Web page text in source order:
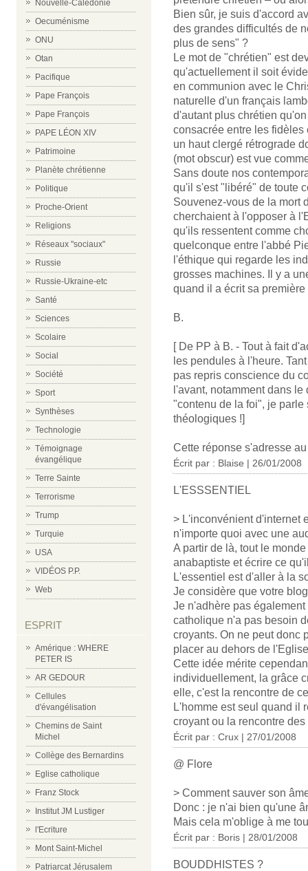
Nouvelle-Calédonie
Oecuménisme
ONU
Otan
Pacifique
Pape François
Pape François
PAPE LÉON XIV
Patrimoine
Planète chrétienne
Politique
Proche-Orient
Religions
Réseaux "sociaux"
Russie
Russie-Ukraine-etc
Santé
Sciences
Scolaire
Social
Société
Sport
Synthèses
Technologie
Témoignage
évangélique
Terre Sainte
Terrorisme
Trump
Turquie
USA
VIDÉOS P.P.
Web
ESPRIT
Amérique : WHERE
PETER IS
AR GEDOUR
Cellules
d'évangélisation
Chemins de Saint
Michel
Collège des Bernardins
Eglise catholique
Franz Stock
Institut JM Lustiger
l'Ecriture
Mont Saint-Michel
Patriarcat Jérusalem
Bien sûr, je suis d'accord
des grandes difficultés de
plus de sens" ?
Le mot de "chrétien" est
qu'actuellement il soit
en communion avec le
naturelle d'un français
d'autant plus chrétien
consacrée entre les
un haut clergé rétrograde
(mot obscur) est vue
Sans doute nos
qu'il s'est "libéré" de toute
Souvenez-vous de la mort
cherchaient à l'opposer à
qu'ils ressentent comme
quelconque entre l'abbé
l'éthique qui regarde les
grosses machines. Il y a
quand il a écrit sa
B.
[ De PP à B. - Tout à fait
les pendules à l'heure.
pas repris conscience du
l'avant, notamment dans
"contenu de la foi", je
théologiques !]
Cette réponse s'adresse
Écrit par : Blaise | 26/01/2008
L'ESSSENTIEL
> L'inconvénient d'internet
n'importe quoi avec une
A partir de là, tout le
anabaptiste et écrire ce
L'essentiel est d'aller à la
Je considère que votre
Je n'adhère pas
catholique n'a pas besoin
croyants. On ne peut donc
placer au dehors de
Cette idée mérite
individuellement, la grâce
elle, c'est la rencontre de
L'homme est seul quand il
croyant ou la rencontre
Écrit par : Crux | 27/01/2008
@ Flore
> Comment sauver son
Donc : je n'ai bien qu'une
Mais cela m'oblige à me
Écrit par : Boris | 28/01/2008
BOUDDHISTES ?